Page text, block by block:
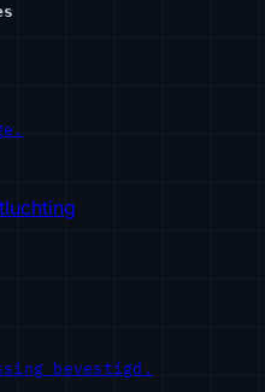
bevestigd.